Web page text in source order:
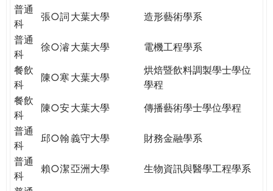
普通
科
張○詞 大葉大學
造形藝術學系
普通
科
徐○濬大葉大學
電機工程學系
餐飲
科
陳○寒 大葉大學
烘焙暨飲料調製學士學位
學程
餐飲
科
陳○安大葉大學
傳播藝術學士學位學程
普通
科
邱○翰義守大學
財務金融學系
普通
科
賴○潔亞洲大學
生物資訊與醫學工程學系